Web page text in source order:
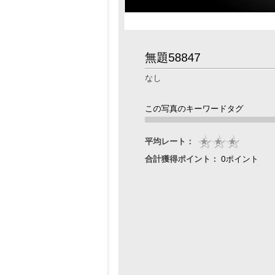
無題58847
なし
この写真のキーワードタグ
平均レート：
合計獲得ポイント： 0ポイント